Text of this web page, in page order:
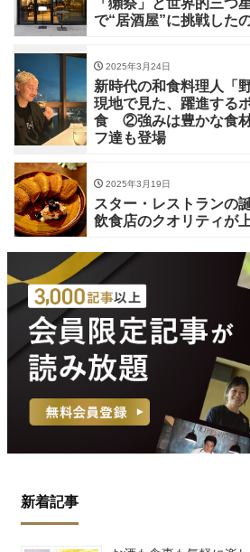
「獺祭」と世界的三つ
で“居酒屋”に挑戦したの
2025年3月24日
新時代の和食料理人「
現地で見た、躍進する
食 ②強みは豊かな食材
フ達も登場
2025年3月19日
スター・レストランの
飲食店のクオリティが
新着記事